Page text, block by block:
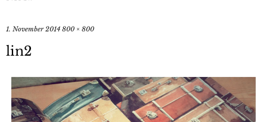
1. November 2014 800 × 800
lin2